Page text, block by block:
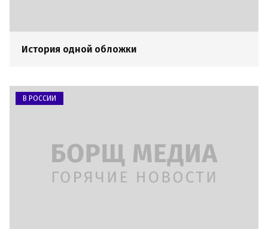
История одной обложки
В РОССИИ